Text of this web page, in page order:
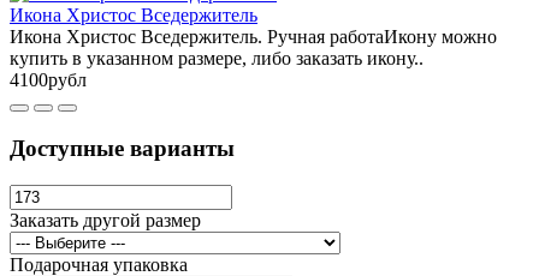
Икона Христос Вседержитель
Икона Христос Вседержитель. Ручная работаИкону можно
купить в указанном размере, либо заказать икону..
4100рубл
Доступные варианты
Заказать другой размер
Подарочная упаковка